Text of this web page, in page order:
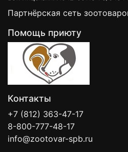
Партнёрская сеть
Помощь приюту
Контакты
+7 (812) 363-47-17
8-800-777-48-17
info@zootovar-spb.ru